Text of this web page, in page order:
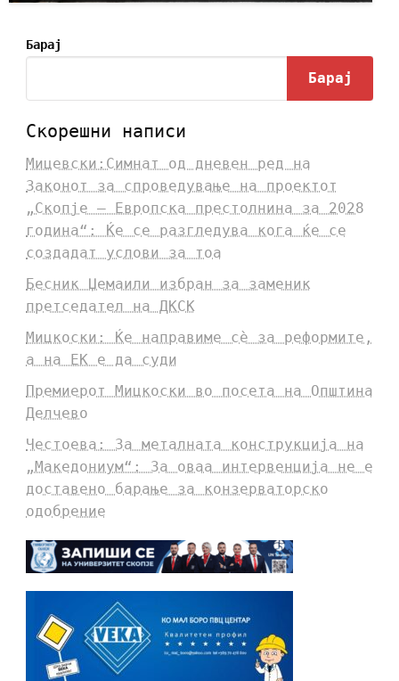
Барај
Барај
Скорешни написи
Мицевски:Симнат од дневен ред на
Законот за спроведување на проектот
„Скопје – Европска престолнина за 2028
година“: Ќе се разгледува кога ќе се
создадат услови за тоа
Бесник Џемаили избран за заменик
претседател на ДКСК
Мицкоски: Ќе направиме сè за реформите,
а на ЕК е да суди
Премиерот Мицкоски во посета на Општина
Делчево
Честоева: За металната конструкција на
„Македониум“: За оваа интервенција не е
доставено барање за конзерваторско
одобрение